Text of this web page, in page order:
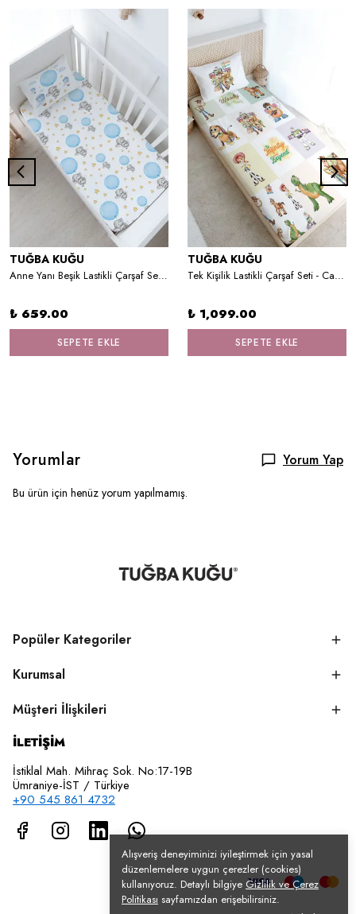
Alışveriş deneyiminizi iyileştirmek için yasal
düzenlemelere uygun çerezler (cookies)
kullanıyoruz. Detaylı bilgiye Gizlilik ve Çerez
Politikası sayfamızdan erişebilirsiniz.
TUĞBA KUĞU
Anne Yanı Beşik Lastikli Çarşaf Seti (55x95) - For Baby Serisi - Mavi Büyük Balonlu Fil
₺ 659.00
SEPETE EKLE
TUĞBA KUĞU
Tek Kişilik Lastikli Çarşaf Seti - Cartoon Serisi - Toy Story Patchwork
₺ 1,099.00
SEPETE EKLE
Yorumlar Yorum Yap
Bu ürün için henüz yorum yapılmamış.
Popüler Kategoriler
Kurumsal
Müşteri İlişkileri
İLETİŞİM
İstiklal Mah. Mihraç Sok. No:17-19B
Ümraniye-İST / Türkiye
+90 545 861 4732